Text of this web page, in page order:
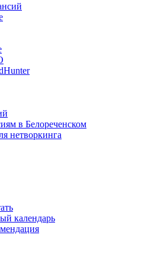
в Белореченском
нетворкинга
календарь